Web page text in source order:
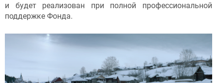
и будет реализован при полной профессиональной
поддержке Фонда.